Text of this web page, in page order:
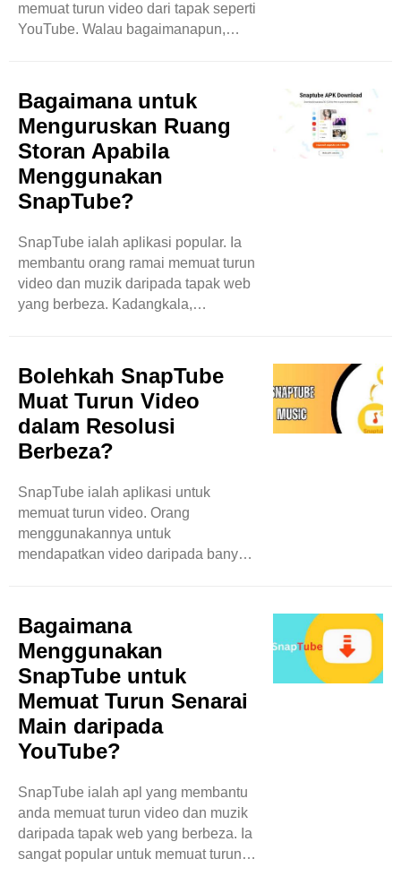
memuat turun video dari tapak seperti
YouTube. Walau bagaimanapun,
menjelaskan beberapa salah
tanggapan ini. SnapTube adalah
Haram Satu mitos besar ialah
SnapTube adalah haram. Idea ini
datang daripada fakta bahawa ia
memuat turun video. Ramai orang
berfikir bahawa memuat turun video
bermakna mencuri. Walau
bagaimanapun, SnapTube
membenarkan pengguna memuat
turun ..
Bagaimana untuk
Menguruskan Ruang
Storan Apabila
Menggunakan
SnapTube?
SnapTube ialah aplikasi popular. Ia
membantu orang ramai memuat turun
video dan muzik daripada tapak web
yang berbeza. Kadangkala,
ini berlaku, anda mungkin
menghadapi masalah memuat turun
perkara baharu. Dalam blog ini, kita
akan belajar cara mengurus ruang
storan semasa menggunakan
Ruang storan adalah seperti almari
untuk telefon anda. Ia menyimpan
semua apl, foto, muzik dan video
anda. Setiap apl mengambil ..
Bolehkah SnapTube
Muat Turun Video
dalam Resolusi
Berbeza?
SnapTube ialah aplikasi untuk
memuat turun video. Orang
menggunakannya untuk
mendapatkan video daripada banyak
boleh memuat turun video dalam
resolusi yang berbeza. Blog ini akan
menerangkan maksudnya dan cara ia
berfungsi. Apakah Resolusi Video?
Mula-mula, mari kita bincangkan
tentang resolusi video. Peleraian
video ialah jumlah butiran yang
ditunjukkan oleh video. Ia seperti
Resolusi yang lebih ..
Bagaimana
Menggunakan
SnapTube untuk
Memuat Turun Senarai
Main daripada
YouTube?
SnapTube ialah apl yang membantu
anda memuat turun video dan muzik
daripada tapak web yang berbeza. Ia
sangat popular untuk memuat turun